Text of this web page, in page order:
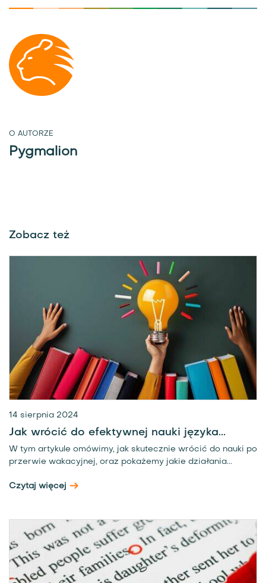
O AUTORZE
Pygmalion
Zobacz też
14 sierpnia 2024
Jak wrócić do efektywnej nauki języka...
W tym artykule omówimy, jak skutecznie wrócić do nauki po
przerwie wakacyjnej, oraz pokażemy jakie działania...
Czytaj więcej